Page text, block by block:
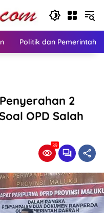
Politik dan
2
OPD Salah
39